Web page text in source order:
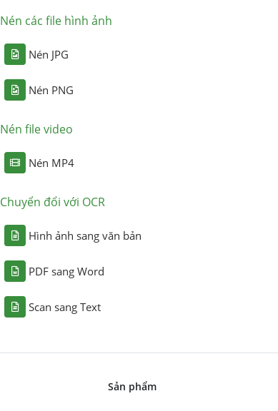
Nén các file hình ảnh
Nén JPG
Nén PNG
Nén file video
Nén MP4
Chuyển đổi với OCR
Hình ảnh sang văn bản
PDF sang Word
Scan sang Text
Sản phẩm